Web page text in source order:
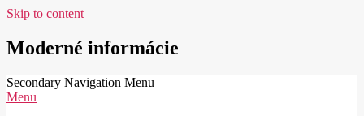
Skip to content
Moderné informácie
Secondary Navigation Menu
Menu